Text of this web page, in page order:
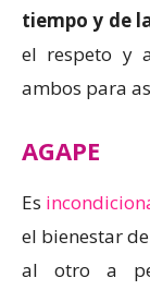
tiempo y de
el respeto y
ambos para
AGAPE
Es
el bienestar
al otro a